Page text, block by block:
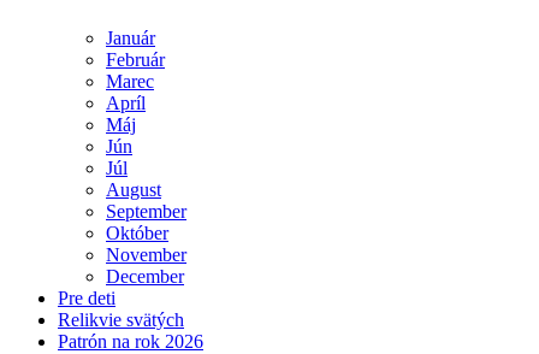
Január
Február
Marec
Apríl
Máj
Jún
Júl
August
September
Október
November
December
Pre deti
Relikvie svätých
Patrón na rok 2026